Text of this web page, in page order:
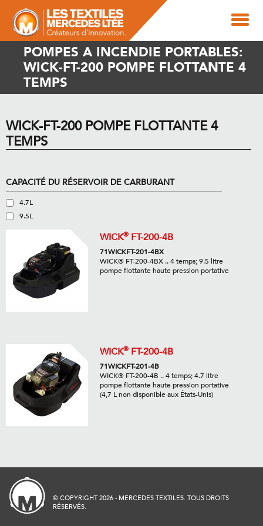
POMPES A INCENDIE PORTABLES:
WICK-FT-200 POMPE FLOTTANTE 4
TEMPS
WICK-FT-200 POMPE FLOTTANTE 4
TEMPS
CAPACITÉ DU RÉSERVOIR DE CARBURANT
4.7L
9.5L
WICK® FT-200-4B
71WICKFT-201-4BX
WICK® FT-200-4BX .. 4 temps; 9.5 litre
pompe flottante haute pression portative
WICK® FT-200-4B
71WICKFT-201-4B
WICK® FT-200-4B .. 4 temps; 4.7 litre
pompe flottante haute pression portative
(4,7 L non disponible aux États-Unis)
© COPYRIGHT 2026 - MERCEDES TEXTILES. TOUS DROITS
RÉSERVÉS.